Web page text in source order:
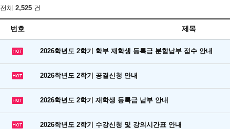
전체 2,525 건
번호 제목
2026학년도 2학기 학부 재학생 등록금 분할납부 접수 안내
2026학년도 2학기 공결신청 안내
2026학년도 2학기 재학생 등록금 납부 안내
2026학년도 2학기 수강신청 및 강의시간표 안내